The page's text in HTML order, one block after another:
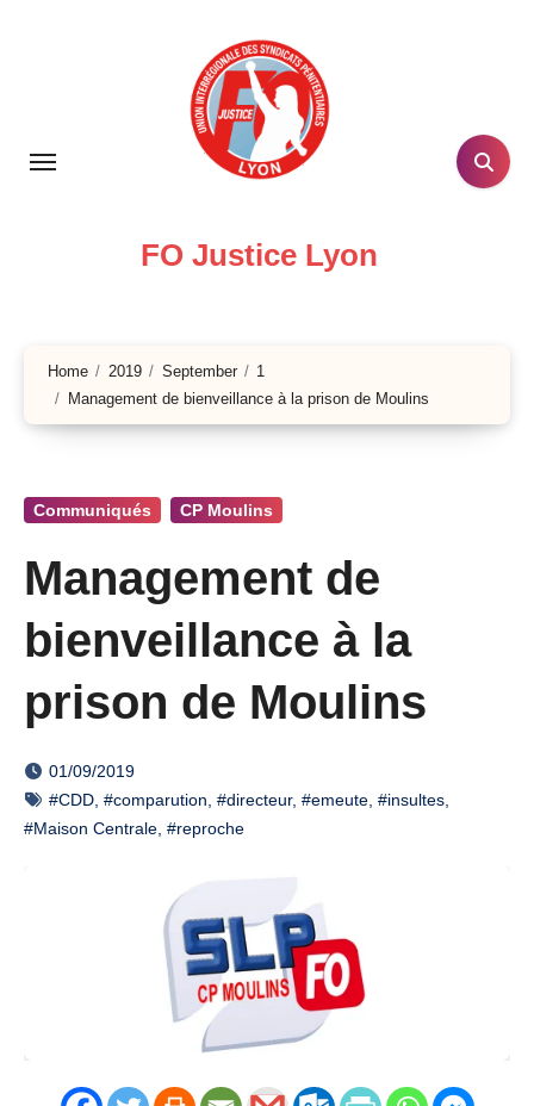
FO Justice Lyon
Home 2019 September
1
Management de bienveillance à la prison de Moulins
Communiqués CP Moulins
Management de
bienveillance à la
prison de Moulins
01/09/2019
#CDD #comparution #directeur, #emeute #insultes
#Maison Centrale #reproche